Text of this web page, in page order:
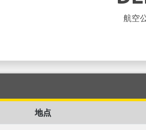
航空
地点